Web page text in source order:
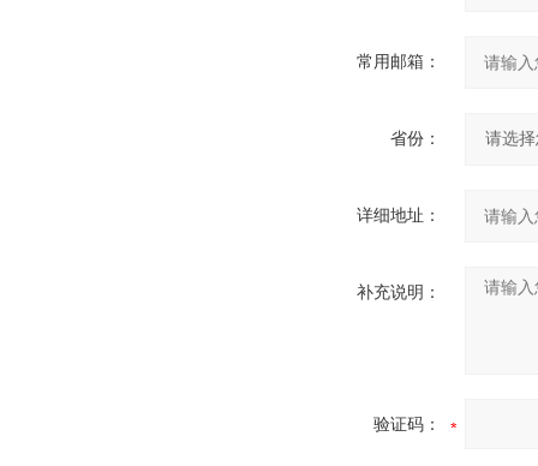
常用邮箱：
省份：
详细地址：
补充说明：
验证码：